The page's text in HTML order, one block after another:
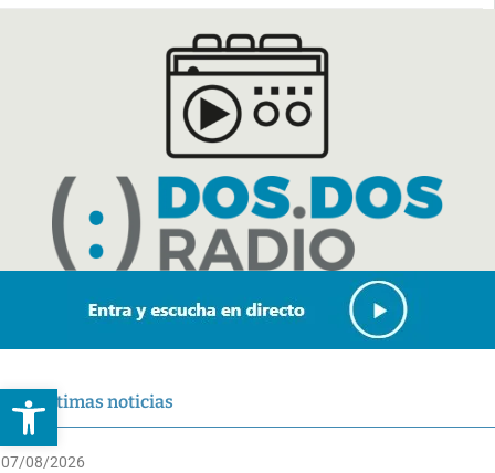
Abrir barra de herramientas
Últimas noticias
07/08/2026